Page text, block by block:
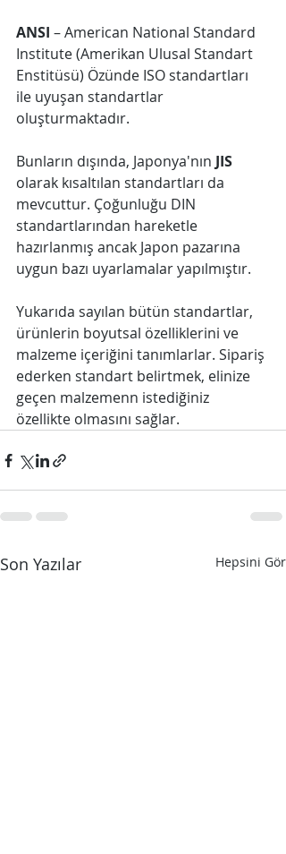
ANSI – American National Standard
Institute (Amerikan Ulusal Standart
Enstitüsü) Özünde ISO standartları
ile uyuşan standartlar
oluşturmaktadır.
Bunların dışında, Japonya'nın JIS
olarak kısaltılan standartları da
mevcuttur. Çoğunluğu DIN
standartlarından hareketle
hazırlanmış ancak Japon pazarına
uygun bazı uyarlamalar yapılmıştır.
Yukarıda sayılan bütün standartlar,
ürünlerin boyutsal özelliklerini ve
malzeme içeriğini tanımlarlar. Sipariş
ederken standart belirtmek, elinize
geçen malzemenn istediğiniz
özellikte olmasını sağlar.
Son Yazılar Hepsini Gör